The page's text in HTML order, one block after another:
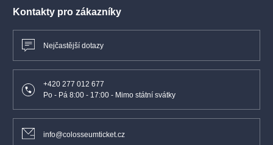
Účinkující
Peter Adamkovič piano
Martin Marinčákkontrabas
Stanislav Cvancigerbicí
Kontakty pro zákazníky
Nejčastější dotazy
+420 277 012 677
Po - Pá 8:00 - 17:00 - Mimo státní svátky
info@colosseumticket.cz